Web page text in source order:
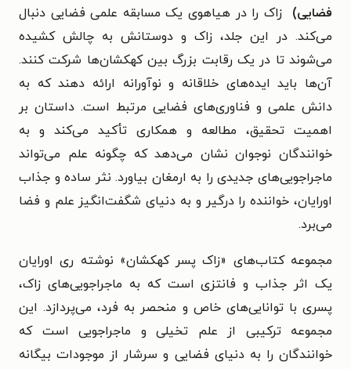
فضایی) زاک را در هیاهوی یک مسابقه علمی فضایی دنبال
می‌کند. در این جلد، زاک و دوستانش به چالش کشیده
می‌شوند تا در یک رقابت بزرگ بین کهکشان‌ها شرکت کنند.
آن‌ها باید ایده‌های خلاقانه و نوآورانه ارائه دهند که به
دانش علمی و فناوری‌های فضایی مرتبط است. داستان بر
اهمیت تحقیق، مطالعه و همکاری تأکید می‌کند و به
خوانندگان نوجوان نشان می‌دهد که چگونه علم می‌تواند
ماجراجویی‌های جدیدی را به ارمغان بیاورد. نثر ساده و جذاب
اورایان، خواننده را درگیر و به دنیای شگفت‌انگیز علم و فضا
می‌برد.
مجموعه کتاب‌های «زاک پسر کهکشان» نوشته ری اورایان
یک اثر جذاب و فانتزی است که به ماجراجویی‌های زاک،
پسری با توانایی‌های خاص و منحصر به فرد، می‌پردازد. این
مجموعه ترکیبی از علم تخیلی و ماجراجویی است که
خوانندگان را به دنیای فضایی و سرشار از موجودات بیگانه